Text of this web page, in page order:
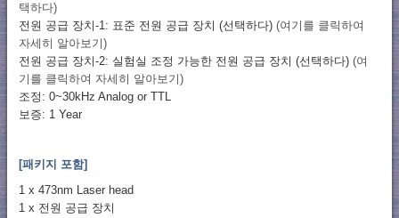
택하다)
전원 공급 장치-1: 표준 전원 공급 장치 (선택하다) (여기를 클릭하여
자세히 알아보기)
전원 공급 장치-2: 실험실 조정 가능한 전원 공급 장치 (선택하다) (여
기를 클릭하여 자세히 알아보기)
조정: 0~30kHz Analog or TTL
보증: 1 Year
[패키지 포함]
1 x 473nm Laser head
1 x 전원 공급 장치